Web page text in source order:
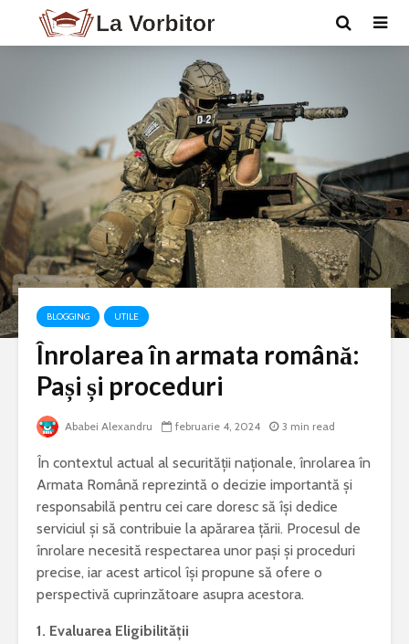
BLOGGING UTILE
Înrolarea în armata română:
Pași și proceduri
Ababei Alexandru februarie 4, 2024 3 min read
În contextul actual al securității naționale, înrolarea în
Armata Română reprezintă o decizie importantă și
responsabilă pentru cei care doresc să își dedice
serviciul și să contribuie la apărarea țării. Procesul de
înrolare necesită respectarea unor pași și proceduri
precise, iar acest articol își propune să ofere o
perspectivă cuprinzătoare asupra acestora.
1. Evaluarea Eligibilității
pentru lucrări de
bricolaj acasă
Ce poți vizita într-
un weekend în
județul Gorj
Ziua Mondială a
există această zi și
iepure
cele mai
Sony